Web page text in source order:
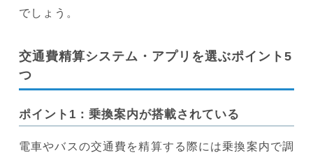
でしょう。
交通費精算システム・アプリを選ぶポイント5
つ
ポイント1：乗換案内が搭載されている
電車やバスの交通費を精算する際には乗換案内で調